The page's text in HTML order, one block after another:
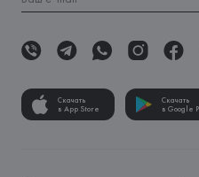
Скачать
в App Store
Скачать
в Google